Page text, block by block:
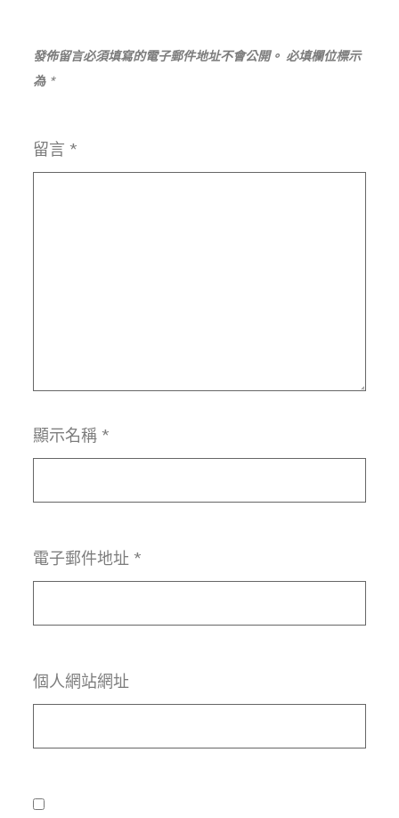
覽
發佈留言必須填寫的電子郵件地址不會公開。 必填欄位標示
為 *
留言 *
顯示名稱 *
電子郵件地址 *
個人網站網址